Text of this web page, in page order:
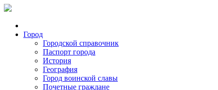
Город
Городской справочник
Паспорт города
История
География
Город воинской славы
Почетные граждане